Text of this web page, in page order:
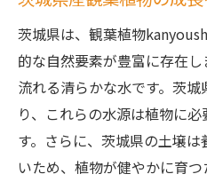
茨城県の自然を日
観葉植物で感じる
地元産の植物がも
観葉植物が生活空
茨城県産植物を通
める
茨城県は、観葉植物
的な自然要素が豊富に存在
流れる清らかな水です。茨
り、これらの水源は植物に
す。さらに、茨城県の土壌
いため、植物が健やかに育つ